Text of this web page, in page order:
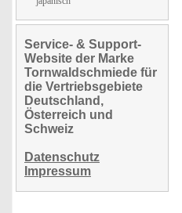
Service- & Support-
Website der Marke
Tornwaldschmiede für
die Vertriebsgebiete
Deutschland,
Österreich und
Schweiz
Datenschutz
Impressum